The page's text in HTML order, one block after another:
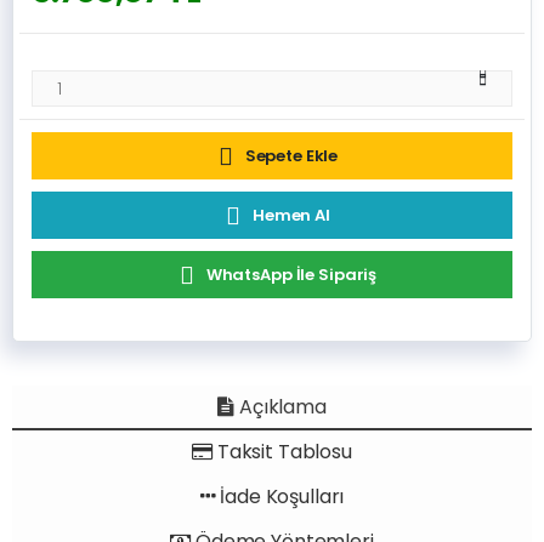
Sepete Ekle
Hemen Al
WhatsApp İle Sipariş
Açıklama
Taksit Tablosu
İade Koşulları